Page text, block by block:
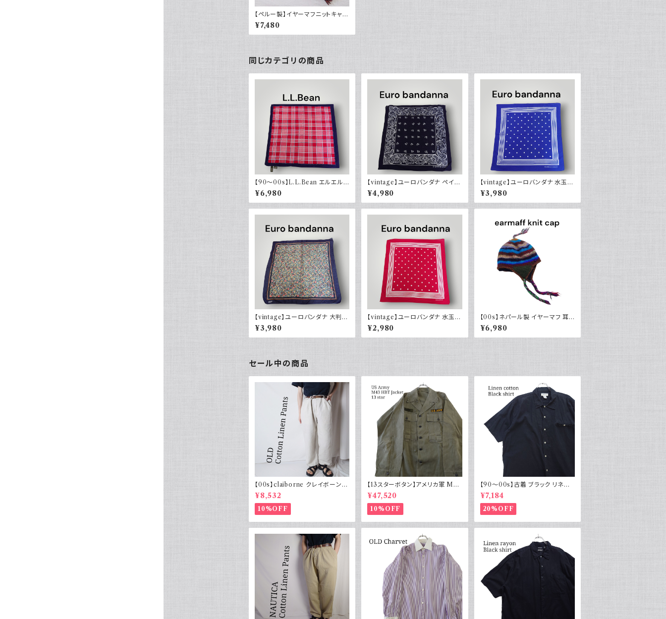
【ペルー製】イヤーマフニットキャッ
プ ネイティブ柄 希少デザイン 手
編み
¥7,480
同じカテゴリの商品
【90～00s】L.L.Bean エルエルビ
ーン バンダナ チェック
¥6,980
【vintage】ユーロバンダナ ペイズ
リー ダークネイビー コットン
¥4,980
【vintage】ユーロバンダナ 水玉
ネイビーブルー系 コットン ヴィン
テージ
¥3,980
【vintage】ユーロバンダナ 大判
花柄 ヴィンテージ 小物
¥3,980
【vintage】ユーロバンダナ 水玉
レッド コットン ヴィンテージ
¥2,980
【00s】ネパール製 イヤーマフ 耳
当て ニット帽 キャップ ネイティブ
ノルディック カラフル ウール 裏地
フリース y2k ヒッピー ストリート
¥6,980
セール中の商品
【00s】claiborne クレイボーン リ
ネンコットンパンツ ツータック
¥8,532
10%OFF
【13スターボタン】アメリカ軍 M43
HBT ジャケット パッチ 軍物 実物
¥47,520
10%OFF
【90～00s】古着 ブラック リネン
コットンシャツ 黒 ボックスシルエッ
ト
¥7,184
20%OFF